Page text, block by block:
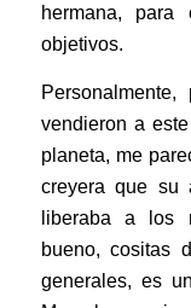
hermana,
objetivos.
vendieron a
planeta, me
creyera que su
liberaba a los
bueno, cositas
generales, es